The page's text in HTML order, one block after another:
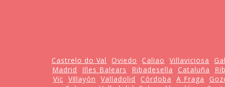
Castrelo do Val Oviedo Caliao Villaviciosa
Madrid
Illes Balears Ribadesella Cataluña
Vic Villayón Valladolid Córdoba A Fraga